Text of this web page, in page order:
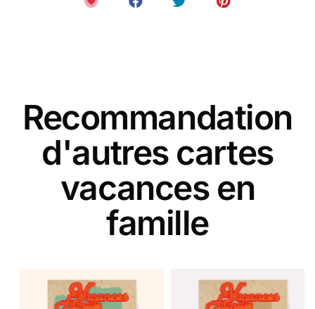
Recommandation
d'autres cartes
vacances en
famille